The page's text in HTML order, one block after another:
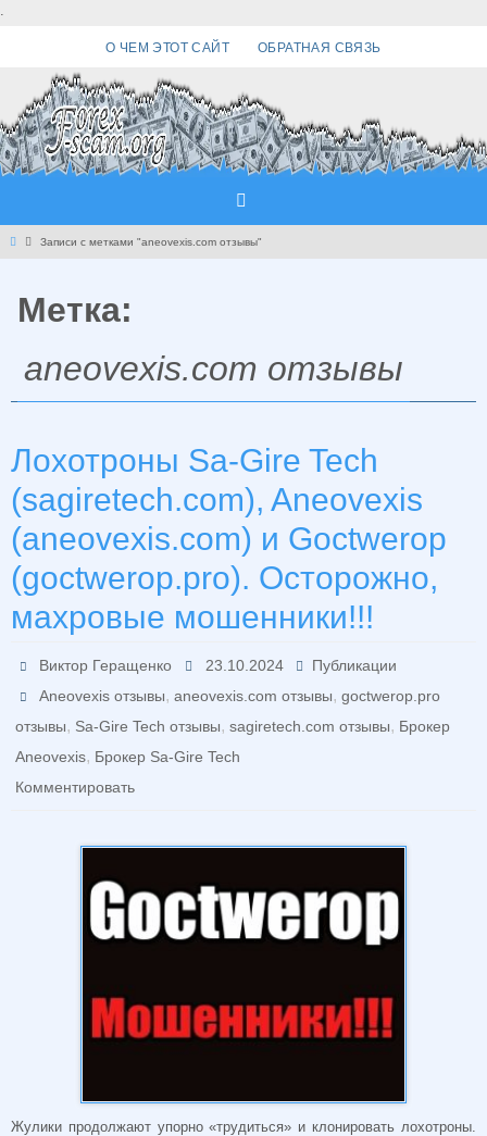
.
О ЧЕМ ЭТОТ САЙТ ОБРАТНАЯ СВЯЗЬ
Главная
Записи с метками "aneovexis.com отзывы"
Метка:
aneovexis.com отзывы
Лохотроны Sa-Gire Tech
(sagiretech.com), Aneovexis
(aneovexis.com) и Goctwerop
(goctwerop.pro). Осторожно,
махровые мошенники!!!
Виктор Геращенко 23.10.2024
Публикации
Aneovexis отзывы,aneovexis.com отзывы,goctwerop.pro
отзывы, Sa-Gire Tech отзывы, sagiretech.com отзывы, Брокер
Aneovexis, Брокер Sa-Gire Tech
Комментировать
Жулики продолжают упорно «трудиться» и клонировать лохотроны.